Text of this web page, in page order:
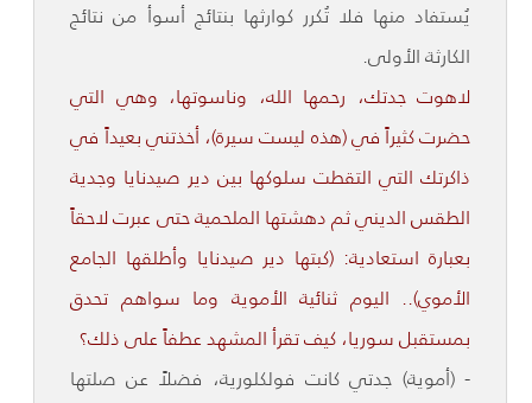
يُستفاد منها فلا تُكرر كوارثها بنتائج أسوأ من نتائج
الكارثة الأولى.
لاهوت جدتك، رحمها الله، وناسوتها، وهي التي
حضرت كثيراً في (هذه ليست سيرة)، أخذتني بعيداً في
ذاكرتك التي التقطت سلوكها بين دير صيدنايا وجدية
الطقس الديني ثم دهشتها الملحمية حتى عبرت لاحقاً
بعبارة استعادية: (كبتها دير صيدنايا وأطلقها الجامع
الأموي).. اليوم ثنائية الأموية وما سواهم تحدق
بمستقبل سوريا، كيف تقرأ المشهد عطفاً على ذلك؟
- (أموية) جدتي كانت فولكلورية، فضلاً عن صلتها